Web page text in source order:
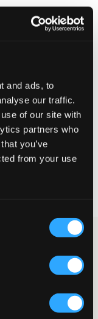
and ads, to
our traffic.
of our site with
partners who
you’ve
from your use
voor
voor stijlvolle en